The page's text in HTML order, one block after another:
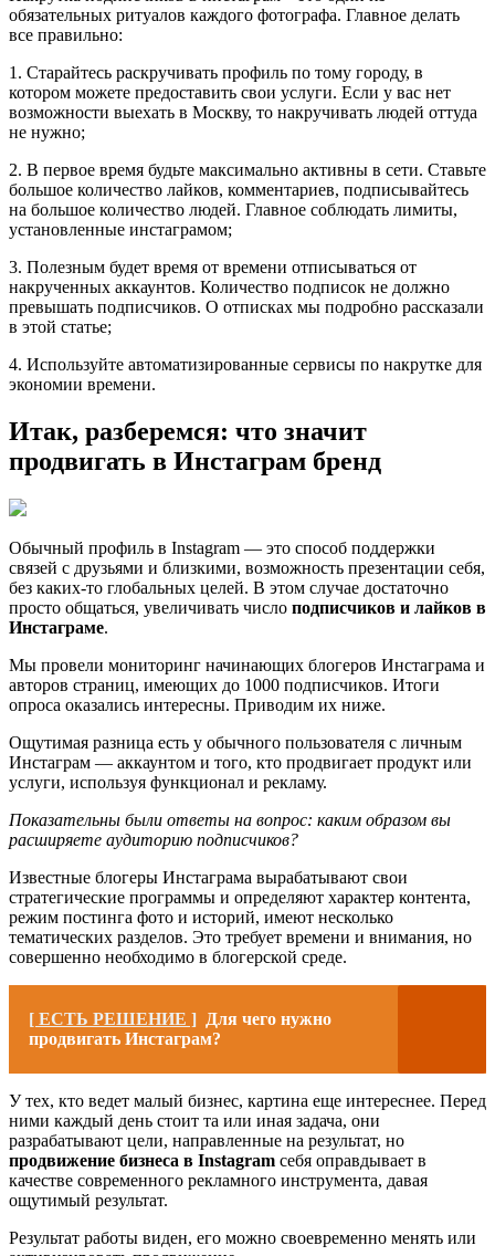
обязательных ритуалов каждого фотографа. Главное делать
все правильно:
1. Старайтесь раскручивать профиль по тому городу, в
котором можете предоставить свои услуги. Если у вас нет
возможности выехать в Москву, то накручивать людей оттуда
не нужно;
2. В первое время будьте максимально активны в сети. Ставьте
большое количество лайков, комментариев, подписывайтесь
на большое количество людей. Главное соблюдать лимиты,
установленные инстаграмом;
3. Полезным будет время от времени отписываться от
накрученных аккаунтов. Количество подписок не должно
превышать подписчиков. О отписках мы подробно рассказали
в этой статье;
4. Используйте автоматизированные сервисы по накрутке для
экономии времени.
Итак, разберемся: что значит
продвигать в Инстаграм бренд
Обычный профиль в Instagram — это способ поддержки
связей с друзьями и близкими, возможность презентации себя,
без каких-то глобальных целей. В этом случае достаточно
просто общаться, увеличивать число подписчиков и лайков в
Инстаграме.
Мы провели мониторинг начинающих блогеров Инстаграма и
авторов страниц, имеющих до 1000 подписчиков. Итоги
опроса оказались интересны. Приводим их ниже.
Ощутимая разница есть у обычного пользователя с личным
Инстаграм — аккаунтом и того, кто продвигает продукт или
услуги, используя функционал и рекламу.
Показательны были ответы на вопрос: каким образом вы
расширяете аудиторию подписчиков?
Известные блогеры Инстаграма вырабатывают свои
стратегические программы и определяют характер контента,
режим постинга фото и историй, имеют несколько
тематических разделов. Это требует времени и внимания, но
совершенно необходимо в блогерской среде.
[ ЕСТЬ РЕШЕНИЕ ] Для чего нужно
продвигать Инстаграм?
У тех, кто ведет малый бизнес, картина еще интереснее. Перед
ними каждый день стоит та или иная задача, они
разрабатывают цели, направленные на результат, но
продвижение бизнеса в Instagram себя оправдывает в
качестве современного рекламного инструмента, давая
ощутимый результат.
Результат работы виден, его можно своевременно менять или